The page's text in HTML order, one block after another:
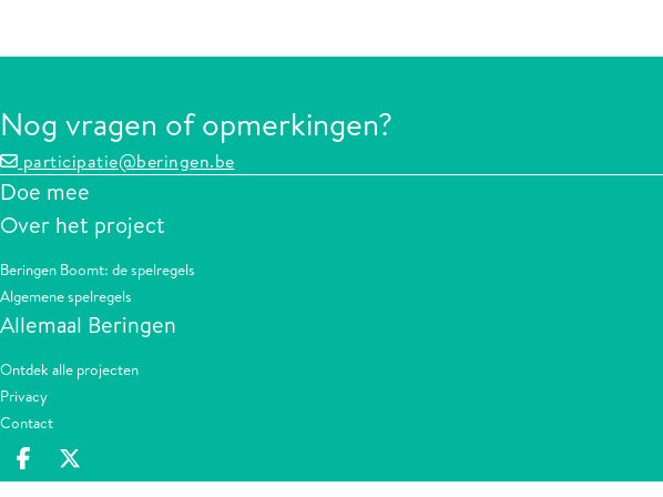
Nog vragen of opmerkingen?
participatie@beringen.be
Doe mee
Over het project
Beringen Boomt: de spelregels
Algemene spelregels
Allemaal Beringen
Ontdek alle projecten
Privacy
Contact
Deel op facebook
Deel op X